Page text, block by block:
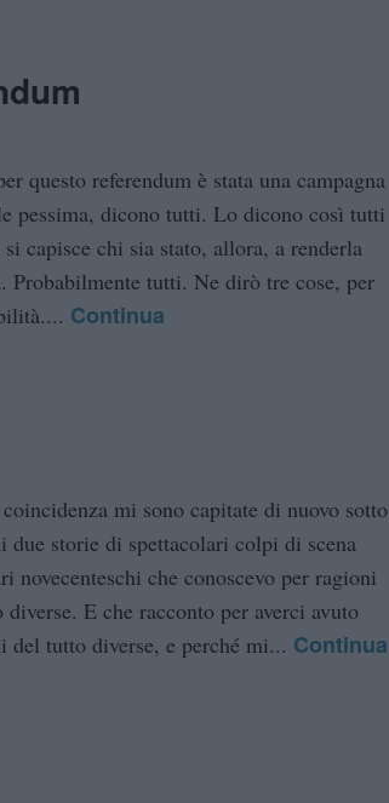
questo referendum è stata una campagna
pessima, dicono tutti. Lo dicono così tutti
si capisce chi sia stato, allora, a renderla
Probabilmente tutti. Ne dirò tre cose, per
Continua
coincidenza mi sono capitate di nuovo sotto
due storie di spettacolari colpi di scena
novecenteschi che conoscevo per ragioni
diverse. E che racconto per averci avuto
del tutto diverse, e perché mi... Continua